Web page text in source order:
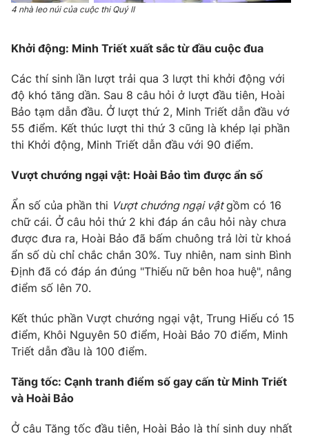
Liên hệ tòa soạn
THỜI BÁO VTV
Theo dõi báo trên
Cơ quan chủ quản:Đài Truyền hình Việt Nam
Giấy phép hoạt động báo in và báo điện tử số 483/GP-BTTTT
cấp ngày 29/12/2023
Tổng Biên tập: Vũ Thanh Thủy
Phó Tổng Biên tập:Nguyễn Thị Mỹ Hạnh, Phạm Quốc Thắng,
Nguyễn Trọng Ninh
Tổng đài VTV:024.38 355 931 - 024.38 355 932
Ðiện thoại Thời báo VTV:024.66 897 897
Email:
toasoan@vtv.vn
Liên hệ quảng cáo: 024-7300.7108
4 nhà leo núi của cuộc thi Quý II
Khởi động: Minh Triết xuất sắc từ đầu cuộc đua
Các thí sinh lần lượt trải qua 3 lượt thi khởi động với
độ khó tăng dần. Sau 8 câu hỏi ở lượt đầu tiên, Hoài
Bảo tạm dẫn đầu. Ở lượt thứ 2, Minh Triết dẫn đầu vớ
55 điểm. Kết thúc lượt thi thứ 3 cũng là khép lại phần
thi Khởi động, Minh Triết dẫn đầu với 90 điểm.
Vượt chướng ngại vật: Hoài Bảo tìm được ẩn số
Ẩn số của phần thi Vượt chướng ngại vậtgồm có 16
chữ cái. Ở câu hỏi thứ 2 khi đáp án câu hỏi này chưa
được đưa ra, Hoài Bảo đã bấm chuông trả lời từ khoá
ẩn số dù chỉ chắc chắn 30%. Tuy nhiên, nam sinh Bình
Định đã có đáp án đúng "Thiếu nữ bên hoa huệ", nâng
điểm số lên 70.
Kết thúc phần Vượt chướng ngại vật, Trung Hiếu có 15
điểm, Khôi Nguyên 50 điểm, Hoài Bảo 70 điểm, Minh
Triết dẫn đầu là 100 điểm.
Tăng tốc: Cạnh tranh điểm số gay cấn từ Minh Triết
và Hoài Bảo
Ở câu Tăng tốc đầu tiên, Hoài Bảo là thí sinh duy nhất